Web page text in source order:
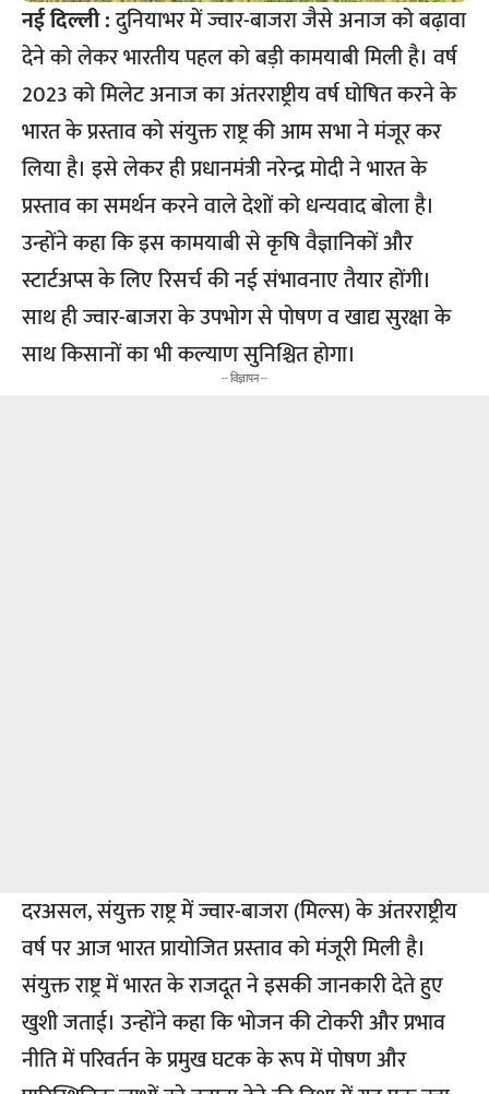
नई दिल्ली :दुनियाभर में ज्वार-बाजरा जैसे अनाज को बढ़ावा
देने को लेकर भारतीय पहल को बड़ी कामयाबी मिली है। वर्ष
2023 को मिलेट अनाज का अंतरराष्ट्रीय वर्ष घोषित करने के
भारत के प्रस्ताव को संयुक्त राष्ट्र की आम सभा ने मंजूर कर
लिया है। इसे लेकर ही प्रधानमंत्री नरेन्द्र मोदी ने भारत के
प्रस्ताव का समर्थन करने वाले देशों को धन्यवाद बोला है।
उन्होंने कहा कि इस कामयाबी से कृषि वैज्ञानिकों और
स्टार्टअप्स के लिए रिसर्च की नई संभावनाए तैयार होंगी।
साथ ही ज्वार-बाजरा के उपभोग से पोषण व खाद्य सुरक्षा के
साथ किसानों का भी कल्याण सुनिश्चित होगा।
-- विज्ञापन --
दरअसल, संयुक्त राष्ट्र में ज्वार-बाजरा (मिल्स) के अंतरराष्ट्रीय
वर्ष पर आज भारत प्रायोजित प्रस्ताव को मंजूरी मिली है।
संयुक्त राष्ट्र में भारत के राजदूत ने इसकी जानकारी देते हुए
खुशी जताई। उन्होंने कहा कि भोजन की टोकरी और प्रभाव
नीति में परिवर्तन के प्रमुख घटक के रूप में पोषण और